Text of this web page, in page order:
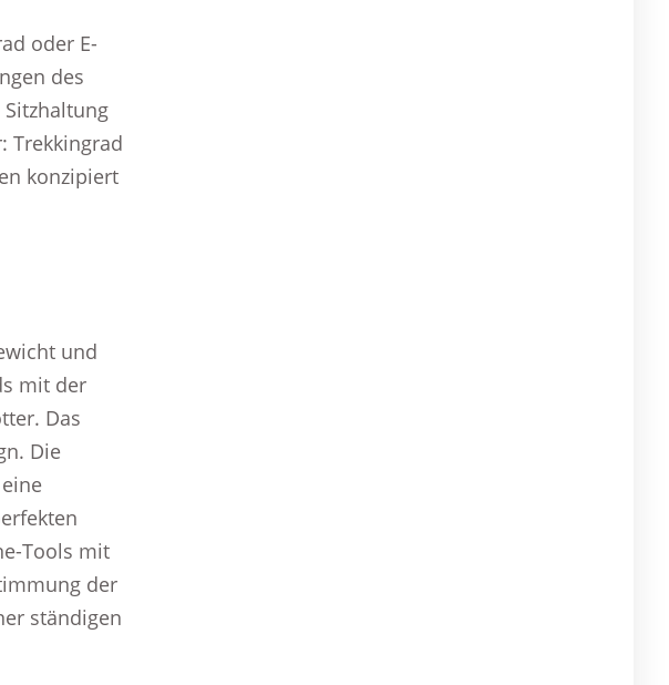
oder E-
des
Trekkingrad
konzipiert
und
mit der
Das
Die
Tools mit
der
ständigen